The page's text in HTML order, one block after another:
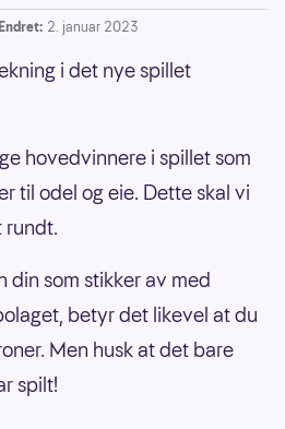
Endret: 2. januar 2023
i det nye spillet
hovedvinnere i spillet som
til odel og eie. Dette skal vi
rundt.
din som stikker av med
betyr det likevel at du
Men husk at det bare
spilt!